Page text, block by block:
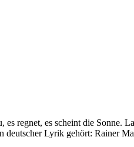
regnet, es scheint die
deutscher Lyrik gehört: Rainer